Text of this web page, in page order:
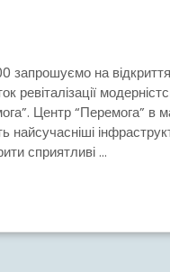
ревіталізації
Центр “Перемога”
сприятливі ...